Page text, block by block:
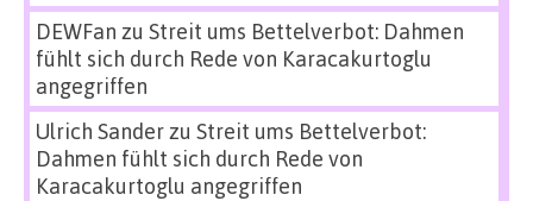
DEWFan zu Streit ums Bettelverbot: Dahmen
fühlt sich durch Rede von Karacakurtoglu
angegriffen
Ulrich Sanderzu Streit ums Bettelverbot:
Dahmen fühlt sich durch Rede von
Karacakurtoglu angegriffen